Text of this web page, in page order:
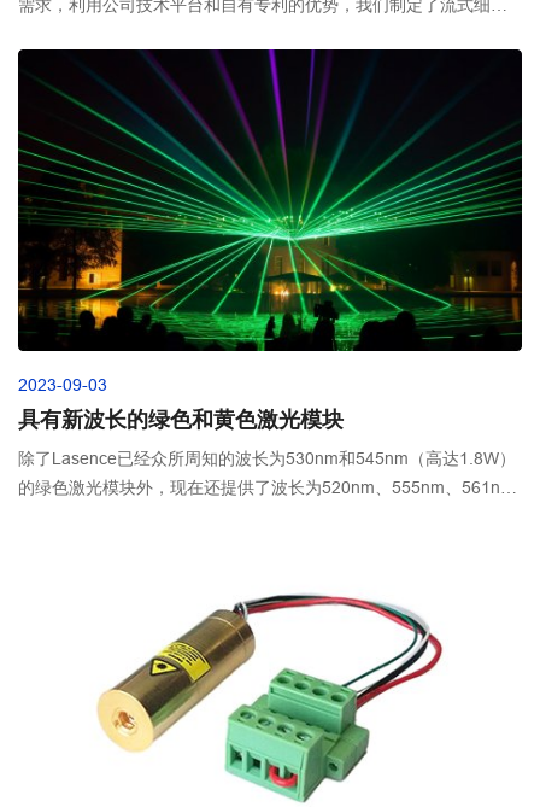
集中在405nm、488nm、561nm、638nm等波长的高稳定性、高光
学指标、低噪声、使用寿命长的激光器，同时要兼顾光学整形、结
构合理、电路优化和可靠性等多项指标，在满足客户使用需求的同
时，做到产品外观精美小巧，操作易于实现，以及成本的最优化。
最终实现流失细胞仪激光器的国产化替代。
2023-09-03
具有新波长的绿色和黄色激光模块
除了Lasence已经众所周知的波长为530nm和545nm（高达1.8W）
的绿色激光模块外，现在还提供了波长为520nm、555nm、561nm
x长度），非常紧凑，可用于这种高输出功率。这些激光模块有很多